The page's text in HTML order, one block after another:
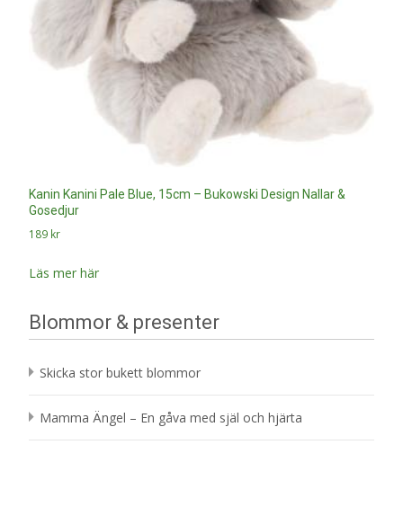
Kanin Kanini Pale Blue, 15cm – Bukowski Design Nallar &
Gosedjur
189 kr
Läs mer här
Blommor & presenter
Skicka stor bukett blommor
Mamma Ängel – En gåva med själ och hjärta